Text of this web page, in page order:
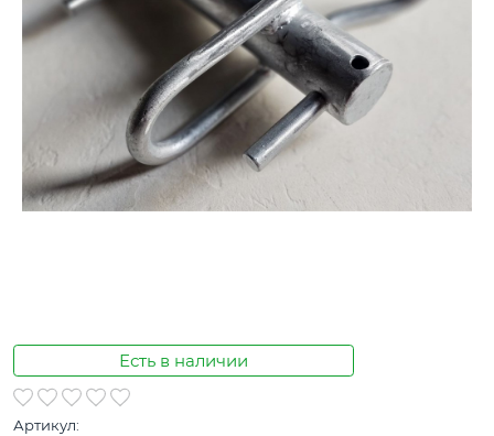
Есть в наличии
Артикул: